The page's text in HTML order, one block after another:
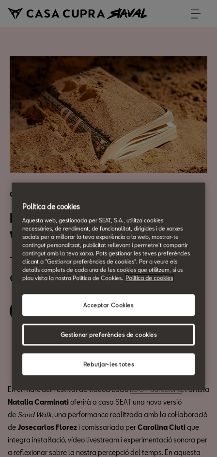
Cultura Urbana
Festival LOOP 2022: “Sand
Walk” de Natalia Carminati
12 de Novembre
a les 19:30h
Reviu l'esdeveniment
Compartir
En el marc del Festival de videocreacióLOOP Barcelona, l'artista
Natalia Carminatioferirà a casa SEAT una nova versió
de Sand Walk, una performance realitzada amb la col·laboració
deJosecarlos Florezi comissariada perCarolina Ciutique
integra instal·lació, vídeo livestream i experimentació sonora per
a reflexionar sobre la nostra percepció del temps. En aquesta
Política de cookies
Aquesta web, gestionada per SEAT, S.A., utilitza cookies
necessàries, de rendiment, de funcionalitat, dirigides i de xarxes
socials per a millorar la teva experiència a la web, mostrar-te
contingut personalitzat, publicitat rellevant i permetre't compartir
contingut amb la teva xarxa. Pots gestionar les teves preferències
clicant a "Gestionar preferències de cookies". Per a veure els
detalls complets de cada una de les cookies que utilitzem, si us
plau visita la nostra Política de Cookies. Política de cookies
Rebutjar-les totes
Acceptar Cookies
Gestionar preferències de cookies